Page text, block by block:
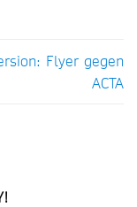
Flyer gegen
ACTA